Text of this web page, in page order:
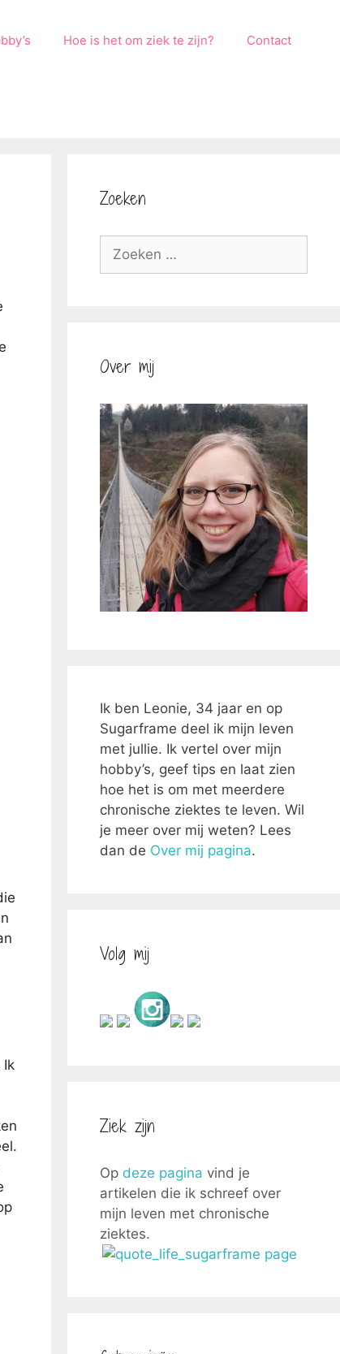
Hoe is het om ziek te zijn? Contact
Ik
Zoeken
Zoek
Over mij
Ik ben Leonie, 34 jaar en op
Sugarframe deel ik mijn leven
met jullie. Ik vertel over mijn
hobby’s, geef tips en laat zien
hoe het is om met meerdere
chronische ziektes te leven. Wil
je meer over mij weten? Lees
dan de Over mij pagina.
Volg mij
Ziek zijn
Op deze pagina vind je
artikelen die ik schreef over
mijn leven met chronische
ziektes.